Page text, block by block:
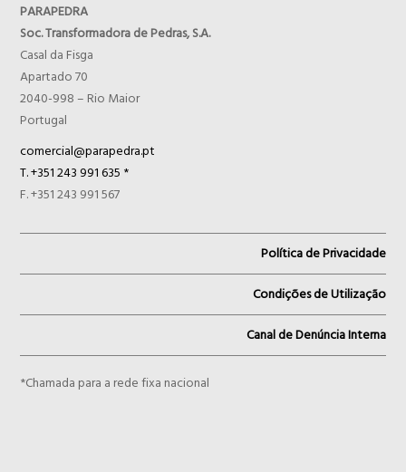
PARAPEDRA
Soc. Transformadora de Pedras, S.A.
Casal da Fisga
Apartado 70
2040-998 – Rio Maior
Portugal
comercial@parapedra.pt
T. +351 243 991 635 *
F. +351 243 991 567
Política de Privacidade
Condições de Utilização
Canal de Denúncia Interna
*Chamada para a rede fixa nacional